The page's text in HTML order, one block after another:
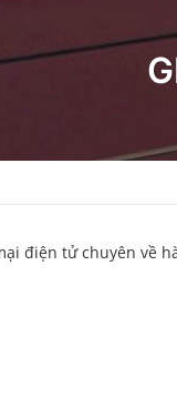
điện tử chuyên về